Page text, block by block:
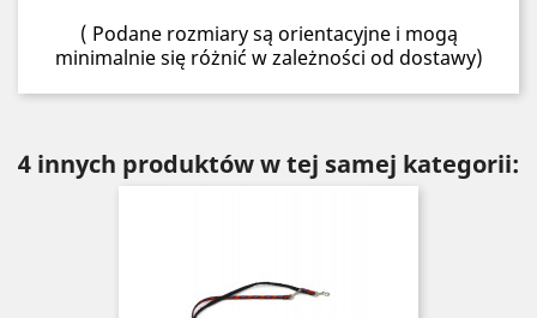
( Podane rozmiary są orientacyjne i mogą
minimalnie się różnić w zależności od dostawy)
4 innych produktów w tej samej kategorii: